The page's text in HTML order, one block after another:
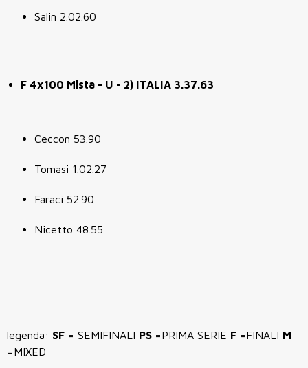
Salin 2.02.60
F 4x100 Mista - U - 2) ITALIA 3.37.63
Ceccon 53.90
Tomasi 1.02.27
Faraci 52.90
Nicetto 48.55
legenda: SF = SEMIFINALI PS =PRIMA SERIE F =FINALI M
=MIXED